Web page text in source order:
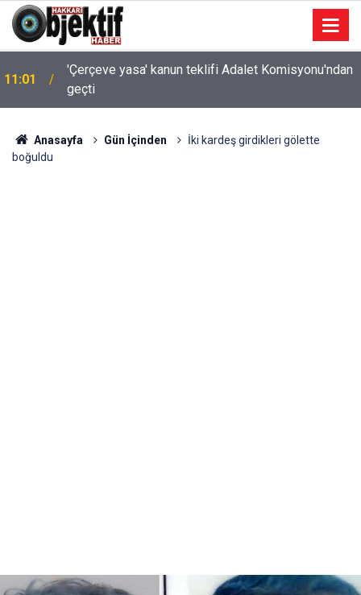
11:01
'Çerçeve yasa' kanun teklifi Adalet Komisyonu'ndan
geçti
Anasayfa Gün İçinden
İki kardeş girdikleri gölette
boğuldu